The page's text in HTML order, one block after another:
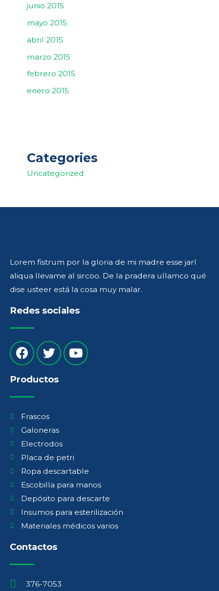
junio 2015
mayo 2015
abril 2015
marzo 2015
febrero 2015
enero 2015
Categories
Uncategorized
Lorem fistrum por la gloria de mi madre esse jarl
aliqua llevame al sircoo. De la pradera ullamco qué
dise usteer está la cosa muy malar.
Redes sociales
Productos
Frascos
Galoneras
Electrodos
Placa de petri
Ropa descartable
Escobilla para manos
Depósito para descarte
Insumos para esterilización
Materiales médicos varios
Contactos
376-7053